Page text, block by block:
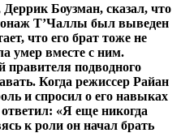
Боузман, сказал, что
Т’Чаллы был выведен
что его брат тоже не
умер вместе с ним.
подводного
Когда режиссер Райан
и спросил о его навыках
«Я еще никогда
к роли он начал брать